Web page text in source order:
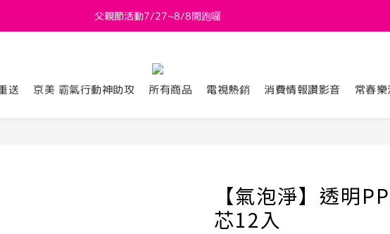
新會員送 $800購物金
父親節活動7/27~8/8開跑囉
送 京美 霸氣行動神助攻 所有商品 電視熱銷 消費情報讚影音 常春樂
【氣泡淨】透明
芯12入